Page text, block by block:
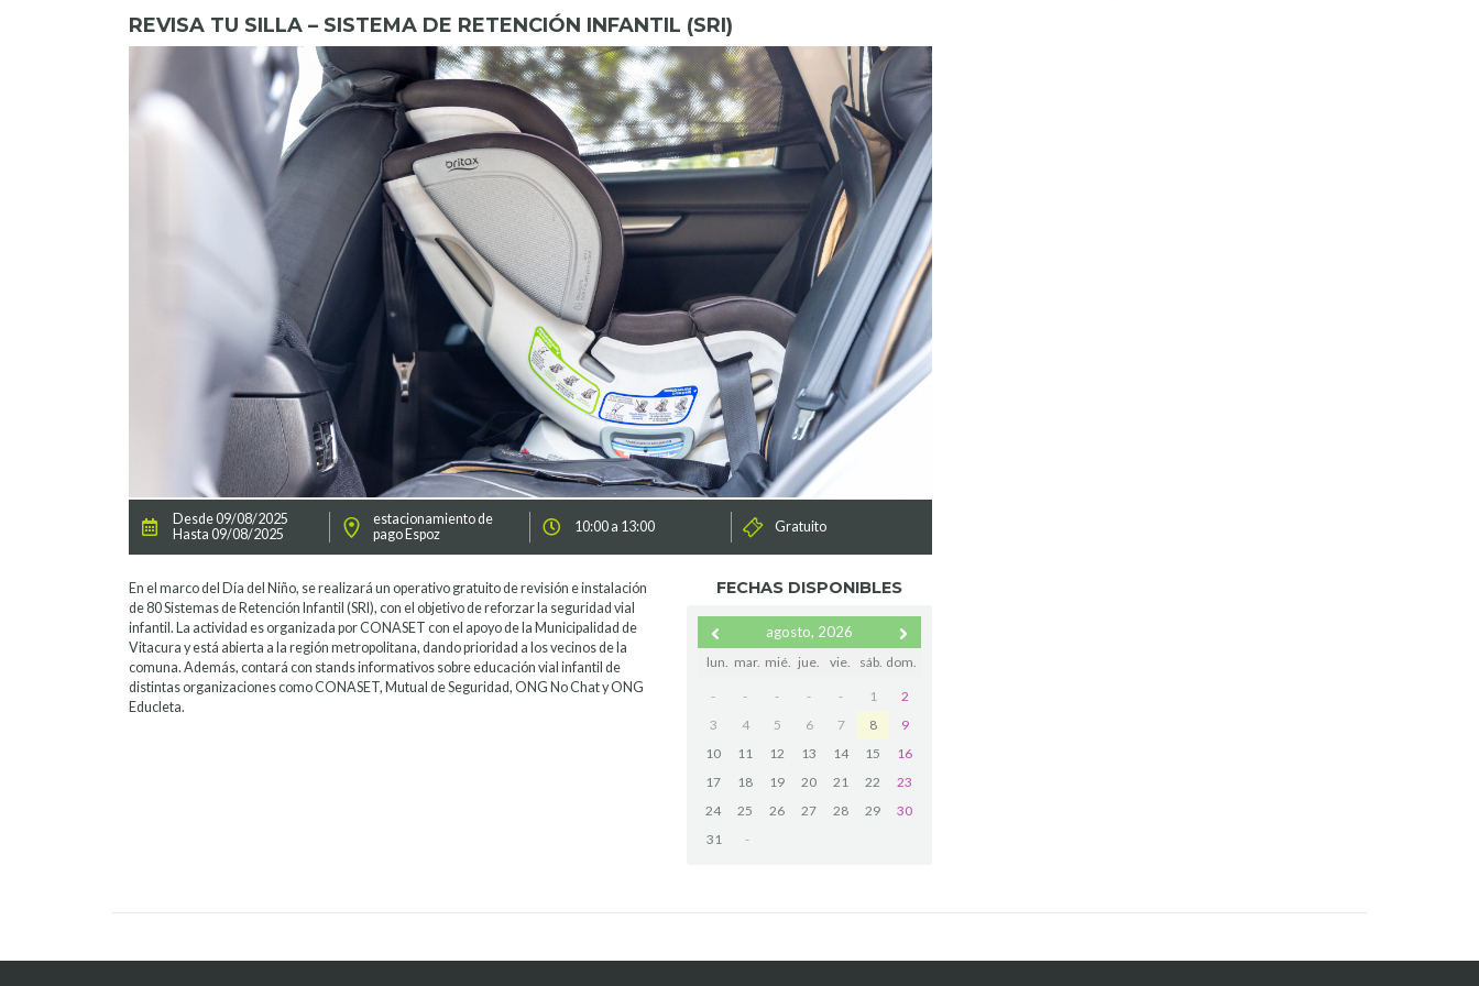
REVISA TU SILLA – SISTEMA DE RETENCIÓN INFANTIL (SRI)
Desde 09/08/2025
Hasta 09/08/2025
estacionamiento de
pago Espoz
10:00 a 13:00 Gratuito
En el marco del Día del Niño, se realizará un operativo gratuito de revisión e instalación
de 80 Sistemas de Retención Infantil (SRI), con el objetivo de reforzar la seguridad vial
infantil. La actividad es organizada por CONASET con el apoyo de la Municipalidad de
Vitacura y está abierta a la región metropolitana, dando prioridad a los vecinos de la
comuna. Además, contará con stands informativos sobre educación vial infantil de
distintas organizaciones como CONASET, Mutual de Seguridad, ONG No Chat y ONG
Educleta.
FECHAS DISPONIBLES
agosto, 2026
lun. mar. mié. jue. vie. sáb. dom.
- - - - - 1
2
3
4 5 6 7 8
9
10
11 12 13 14 15
16
17
18 19 20 21 22
23
24
25 26 27 28 29
30
31
-